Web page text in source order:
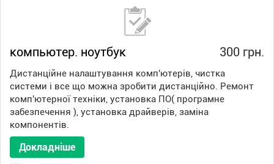
300 грн.
компьютер. ноутбук
Дистанційне налаштування комп'ютерів, чистка
системи і все що можна зробити дистанційно. Ремонт
комп'ютерної техніки, установка ПО( програмне
забезпечення ), установка драйверів, заміна
компонентів.
Докладніше